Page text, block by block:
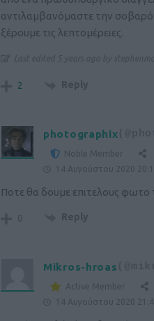
αντιλαμβανόμαστε την
ξέρουμε τις λεπτομέρειες.
Last edited 5 years ago by
2 Reply
photographix
Noble Member
14 Αυγούστου 2020 20:11
Ποτε θα δουμε επιτελους
0 Reply
Mikros-hroas
Active Member
14 Αυγούστου 2020